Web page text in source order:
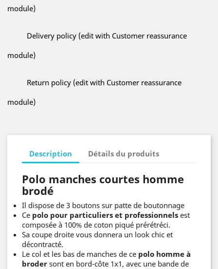
module)
Delivery policy (edit with Customer reassurance
module)
Return policy (edit with Customer reassurance
module)
Description Détails du produits
Polo manches courtes homme
brodé
Il dispose de 3 boutons sur patte de boutonnage
Ce polo pour particuliers et professionnels est
composée à 100% de coton piqué prérétréci.
Sa coupe droite vous donnera un look chic et
décontracté.
Le col et les bas de manches de ce polo homme à
broder sont en bord-côte 1x1, avec une bande de